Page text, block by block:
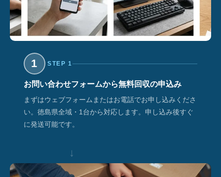
1 STEP 1
お問い合わせフォームから無料回収の申込み
まずはウェブフォームまたはお電話でお申し込みくださ
い。徳島県全域・1台から対応します。申し込み後すぐ
に発送可能です。
↓